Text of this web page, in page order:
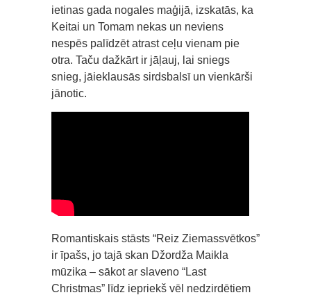
ietinas gada nogales maģijā, izskatās, ka
Keitai un Tomam nekas un neviens
nespēs palīdzēt atrast ceļu vienam pie
otra. Taču dažkārt ir jāļauj, lai sniegs
snieg, jāieklausās sirdsbalsī un vienkārši
jānotic.
Romantiskais stāsts “Reiz Ziemassvētkos”
ir īpašs, jo tajā skan Džordža Maikla
mūzika – sākot ar slaveno “Last
Christmas” līdz iepriekš vēl nedzirdētiem